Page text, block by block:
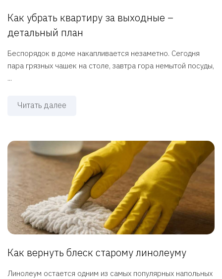
Как убрать квартиру за выходные –
детальный план
Беспорядок в доме накапливается незаметно. Сегодня
пара грязных чашек на столе, завтра гора немытой посуды,
...
Читать далее
Как вернуть блеск старому линолеуму
Линолеум остается одним из самых популярных напольных